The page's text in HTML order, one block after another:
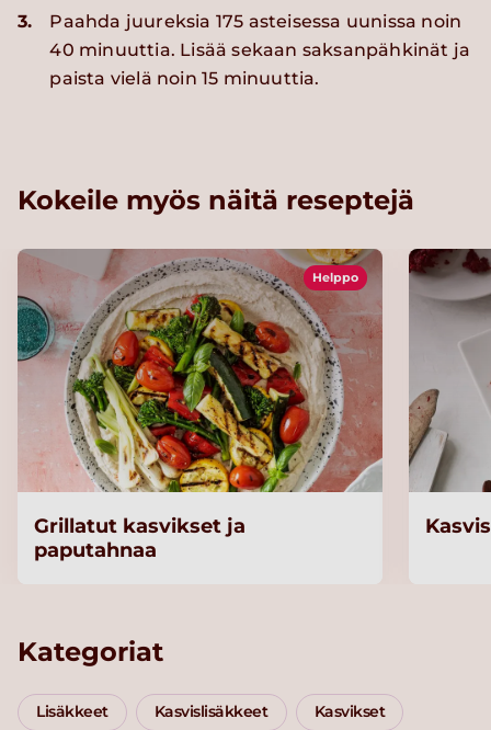
3.
Paahda juureksia 175 asteisessa uunissa noin
40 minuuttia. Lisää sekaan saksanpähkinät ja
paista vielä noin 15 minuuttia.
Kokeile myös näitä reseptejä
Helppo
Grillatut kasvikset ja
paputahnaa
Kategoriat
Lisäkkeet Kasvislisäkkeet Kasvikset